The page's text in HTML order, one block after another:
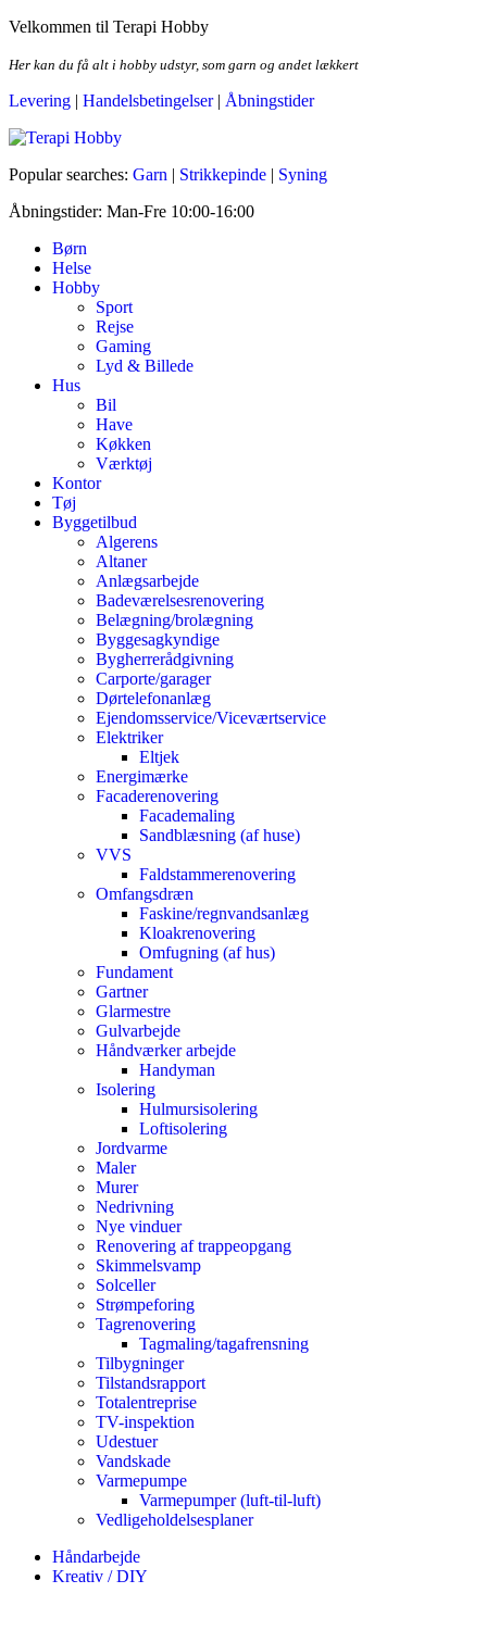
Skip
the
Velkommen til Terapi Hobby
Her kan du få alt i hobby udstyr, som garn og andet lækkert
Levering | Handelsbetingelser| Åbningstider
Terapi Hobby
Popular searches: Garn | Strikkepinde | Syning
Åbningstider: Man-Fre 10:00-16:00
Børn
Helse
Hobby
Sport
Rejse
Gaming
Lyd & Billede
Hus
Bil
Have
Køkken
Værktøj
Kontor
Tøj
Byggetilbud
Algerens
Altaner
Anlægsarbejde
Badeværelsesrenovering
Belægning/brolægning
Byggesagkyndige
Bygherrerådgivning
Carporte/garager
Dørtelefonanlæg
Ejendomsservice/Viceværtservice
Elektriker
Eltjek
Energimærke
Facaderenovering
Facademaling
Sandblæsning (af huse)
VVS
Faldstammerenovering
Omfangsdræn
Faskine/regnvandsanlæg
Kloakrenovering
Omfugning (af hus)
Fundament
Gartner
Glarmestre
Gulvarbejde
Håndværker arbejde
Handyman
Isolering
Hulmursisolering
Loftisolering
Jordvarme
Maler
Murer
Nedrivning
Nye vinduer
Renovering af trappeopgang
Skimmelsvamp
Solceller
Strømpeforing
Tagrenovering
Tagmaling/tagafrensning
Tilbygninger
Tilstandsrapport
Totalentreprise
TV-inspektion
Udestuer
Vandskade
Varmepumpe
Varmepumper (luft-til-luft)
Vedligeholdelsesplaner
Håndarbejde
Kreativ / DIY